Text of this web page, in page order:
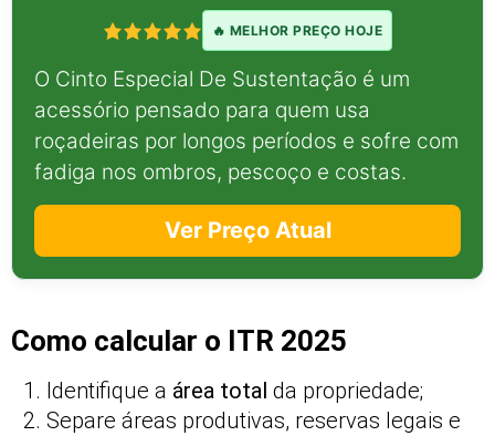
🔥 MELHOR PREÇO HOJE
O Cinto Especial De Sustentação é um
acessório pensado para quem usa
roçadeiras por longos períodos e sofre com
fadiga nos ombros, pescoço e costas.
Ver Preço Atual
Como calcular o ITR 2025
Identifique a área total da propriedade;
Separe áreas produtivas, reservas legais e